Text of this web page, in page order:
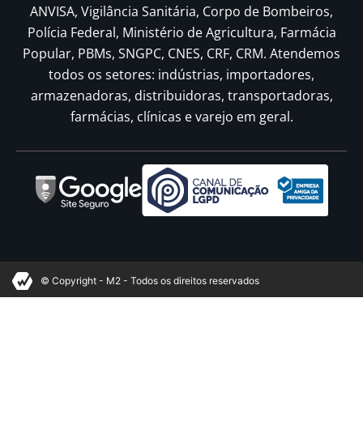
ANVISA, Vigilância Sanitária, Corpo de Bombeiros,
Polícia Federal, Ministério de Agricultura, Farmácia
Popular, PBMs, SNGPC, CNES, CRF, CRM. Atendemos
todos os setores: indústrias, importadores,
armazenadoras, distribuidoras, transportadoras,
farmácias, clínicas e varejo em geral.
© Copyright - M2 - Todos os direitos reservados